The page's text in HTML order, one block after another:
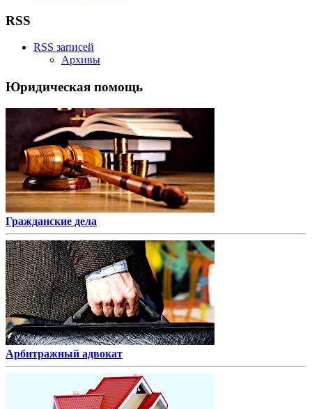
RSS
RSS записей
Архивы
Юридическая помощь
Гражданские дела
Арбитражный адвокат